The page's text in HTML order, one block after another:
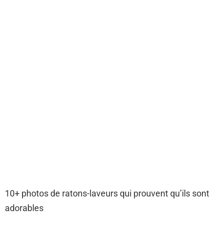
10+ photos de ratons-laveurs qui prouvent qu’ils sont
adorables